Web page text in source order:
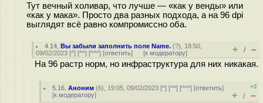
Тут вечный холивар, что лучше — «как у венды» или
«как у мака». Просто два разных подхода, а на 96 dpi
выглядят всё равно компромиссно оба.
4.14 ,Вы забыли заполнить поле Name. (?), 18:50,
09/02/2023 [^] [^^] [^^^] [ответить] [к модератору] + / –
На 96 растр норм, но инфраструктура для них никакая.
5.16 ,Аноним (6), 19:05, 09/02/2023 [^] [^^] [^^^] [ответить]
[к модератору]
+2
+ / –